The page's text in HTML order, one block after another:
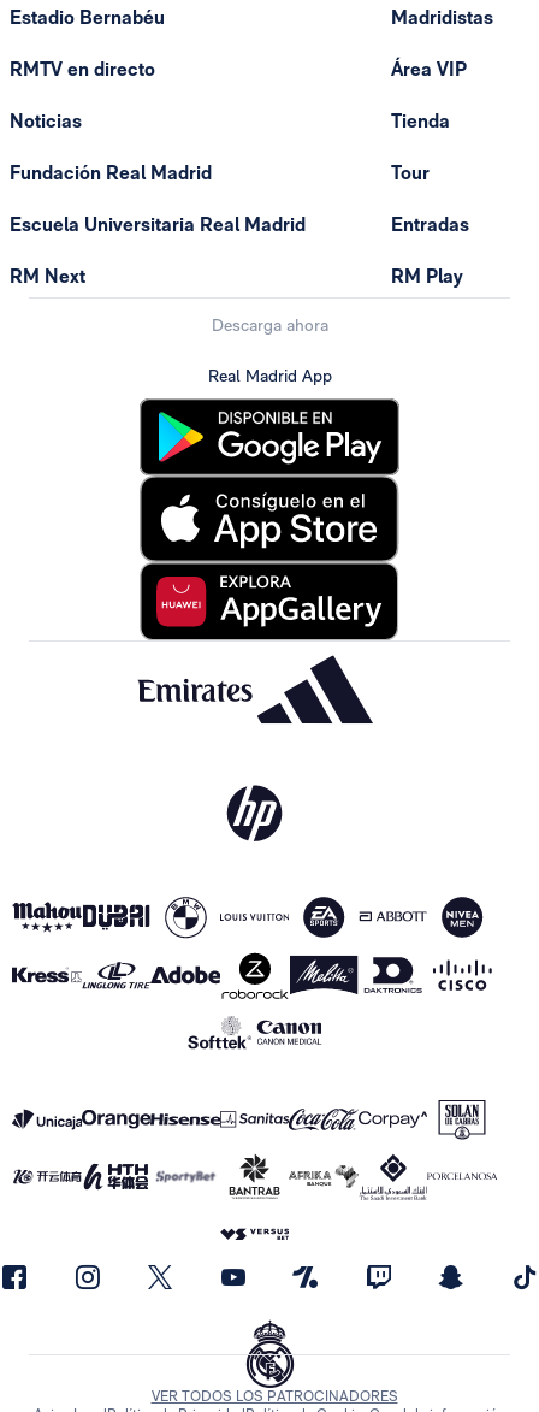
Estadio Bernabéu
RMTV en directo
Noticias
Fundación Real Madrid
Escuela Universitaria Real Madrid
RM Next
Madridistas
Área VIP
Tienda
Tour
Entradas
RM Play
Descarga ahora
Real Madrid App
VER TODOS LOS PATROCINADORES